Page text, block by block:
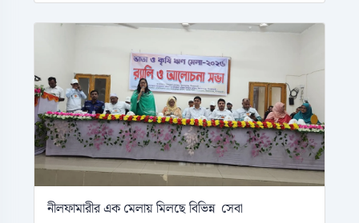
নীলফামারীর এক মেলায় মিলছে বিভিন্ন সেবা